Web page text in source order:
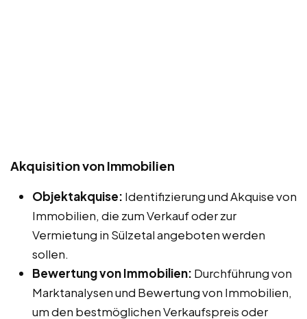
Akquisition von Immobilien
Objektakquise: Identifizierung und Akquise von
Immobilien, die zum Verkauf oder zur
Vermietung in Sülzetal angeboten werden
sollen.
Bewertung von Immobilien: Durchführung von
Marktanalysen und Bewertung von Immobilien,
um den bestmöglichen Verkaufspreis oder